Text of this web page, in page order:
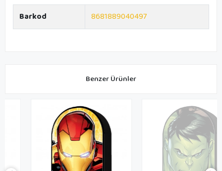
Barkod
8681889040497
Benzer Ürünler